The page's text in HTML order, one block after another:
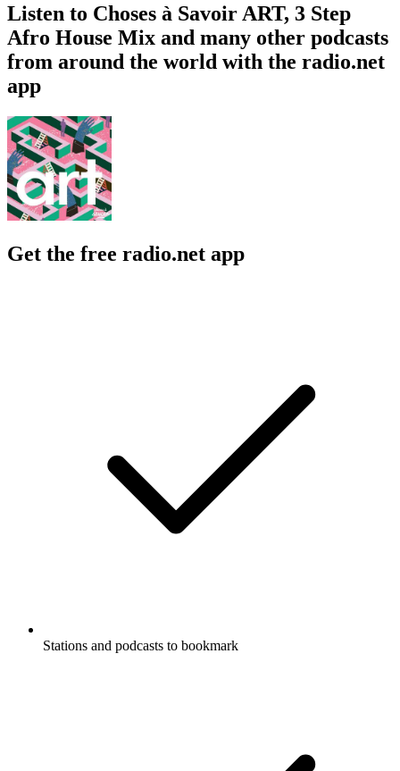
Listen to Choses à Savoir ART, 3 Step
Afro House Mix and many other podcasts
from around the world with the radio.net
app
Get the free radio.net app
Stations and podcasts to bookmark